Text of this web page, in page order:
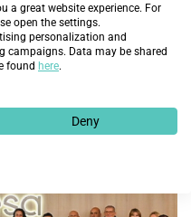
a great website experience. For
open the settings.
personalization and
campaigns. Data may be shared
found here.
Deny